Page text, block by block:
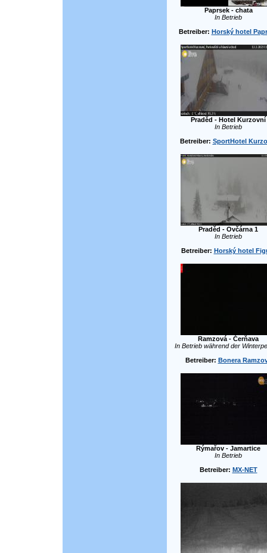
Paprsek - chata
In Betrieb
Betreiber: Horský hotel
Praděd - Hotel Kurzovní
In Betrieb
Betreiber: SportHotel
Praděd - Ovčárna 1
In Betrieb
Betreiber: Horský hotel
Ramzová - Čerňava
In Betrieb während der
Betreiber: Bonera
Rýmařov - Jamartice
In Betrieb
Betreiber: MX-NET